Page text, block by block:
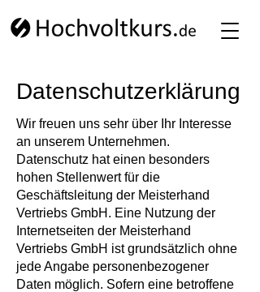
Datenschutzerklärung
Wir freuen uns sehr über Ihr Interesse
an unserem Unternehmen.
Datenschutz hat einen besonders
hohen Stellenwert für die
Geschäftsleitung der Meisterhand
Vertriebs GmbH. Eine Nutzung der
Internetseiten der Meisterhand
Vertriebs GmbH ist grundsätzlich ohne
jede Angabe personenbezogener
Daten möglich. Sofern eine betroffene